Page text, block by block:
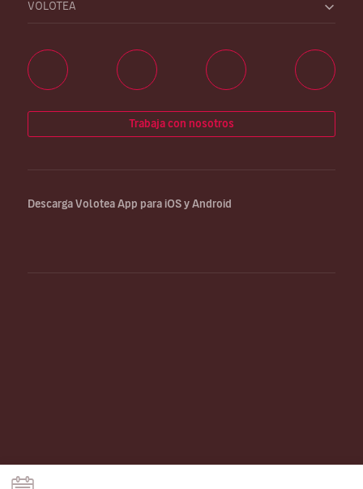
VOLOTEA
Trabaja con nosotros
Descarga Volotea App para iOS y Android